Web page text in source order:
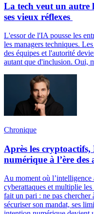
La tech veut un autre
ses vieux réflexes
L'essor de l'IA pousse les
les managers techniques.
des équipes et l'autorité
autant que d'inclusion. Oui,
Chronique
Après les cryptoactifs,
numérique à l’ère des
Au moment où
cyberattaques et multiplie les
fait un pari : ne pas
sécuriser son mandat, ses